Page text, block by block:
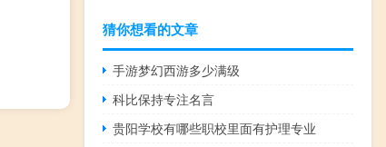
猜你想看的文章
手游梦幻西游多少满级
科比保持专注名言
贵阳学校有哪些职校里面有护理专业